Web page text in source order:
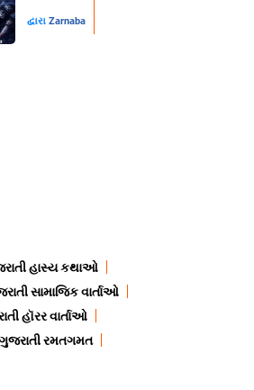
દ્વારા Zarnaba
હાસ્ય કથાઓ
સામાજિક વાર્તાઓ
હૉરર વાર્તાઓ
ગુજરાતી રમતગમત